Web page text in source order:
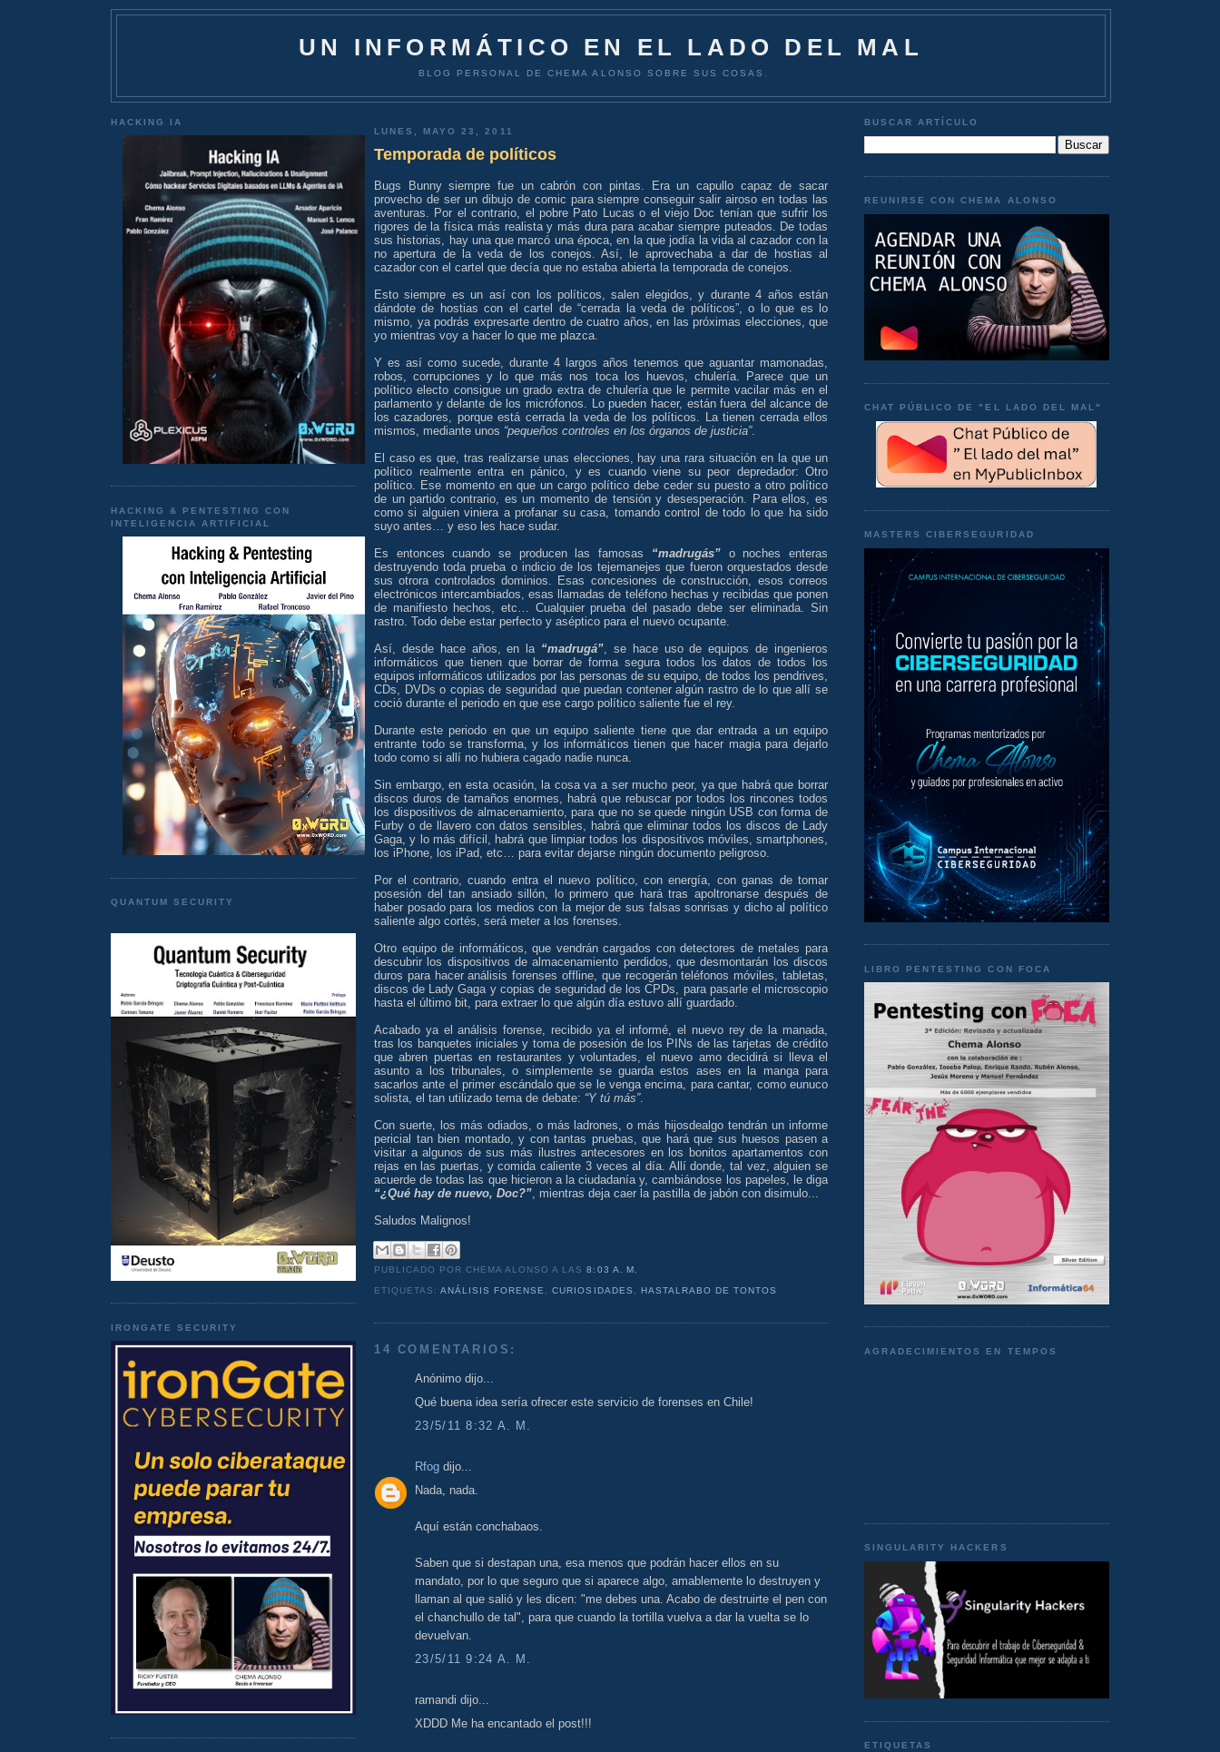
UN INFORMÁTICO EN EL LADO DEL MAL
BLOG PERSONAL DE CHEMA ALONSO SOBRE SUS COSAS.
HACKING IA
HACKING & PENTESTING CON
INTELIGENCIA ARTIFICIAL
QUANTUM SECURITY
IRONGATE SECURITY
LUNES, MAYO 23, 2011
Temporada de políticos
Bugs Bunny siempre fue un cabrón con pintas. Era un capullo capaz de sacar
provecho de ser un dibujo de comic para siempre conseguir salir airoso en todas las
aventuras. Por el contrario, el pobre Pato Lucas o el viejo Doc tenían que sufrir los
rigores de la física más realista y más dura para acabar siempre puteados. De todas
sus historias, hay una que marcó una época, en la que jodía la vida al cazador con la
no apertura de la veda de los conejos. Así, le aprovechaba a dar de hostias al
cazador con el cartel que decía que no estaba abierta la temporada de conejos.
Esto siempre es un así con los políticos, salen elegidos, y durante 4 años están
dándote de hostias con el cartel de “cerrada la veda de políticos”, o lo que es lo
mismo, ya podrás expresarte dentro de cuatro años, en las próximas elecciones, que
yo mientras voy a hacer lo que me plazca.
Y es así como sucede, durante 4 largos años tenemos que aguantar mamonadas,
robos, corrupciones y lo que más nos toca los huevos, chulería. Parece que un
político electo consigue un grado extra de chulería que le permite vacilar más en el
parlamento y delante de los micrófonos. Lo pueden hacer, están fuera del alcance de
los cazadores, porque está cerrada la veda de los políticos. La tienen cerrada ellos
mismos, mediante unos “pequeños controles en los órganos de justicia”.
El caso es que, tras realizarse unas elecciones, hay una rara situación en la que un
político realmente entra en pánico, y es cuando viene su peor depredador: Otro
político. Ese momento en que un cargo político debe ceder su puesto a otro político
de un partido contrario, es un momento de tensión y desesperación. Para ellos, es
como si alguien viniera a profanar su casa, tomando control de todo lo que ha sido
suyo antes… y eso les hace sudar.
Es entonces cuando se producen las famosas “madrugás”o noches enteras
destruyendo toda prueba o indicio de los tejemanejes que fueron orquestados desde
sus otrora controlados dominios. Esas concesiones de construcción, esos correos
electrónicos intercambiados, esas llamadas de teléfono hechas y recibidas que ponen
de manifiesto hechos, etc… Cualquier prueba del pasado debe ser eliminada. Sin
rastro. Todo debe estar perfecto y aséptico para el nuevo ocupante.
Así, desde hace años, en la “madrugá” , se hace uso de equipos de ingenieros
informáticos que tienen que borrar de forma segura todos los datos de todos los
equipos informáticos utilizados por las personas de su equipo, de todos los pendrives,
CDs, DVDs o copias de seguridad que puedan contener algún rastro de lo que allí se
coció durante el periodo en que ese cargo político saliente fue el rey.
Durante este periodo en que un equipo saliente tiene que dar entrada a un equipo
entrante todo se transforma, y los informáticos tienen que hacer magia para dejarlo
todo como si allí no hubiera cagado nadie nunca.
Sin embargo, en esta ocasión, la cosa va a ser mucho peor, ya que habrá que borrar
discos duros de tamaños enormes, habrá que rebuscar por todos los rincones todos
los dispositivos de almacenamiento, para que no se quede ningún USB con forma de
Furby o de llavero con datos sensibles, habrá que eliminar todos los discos de Lady
Gaga, y lo más difícil, habrá que limpiar todos los dispositivos móviles, smartphones,
los iPhone, los iPad, etc… para evitar dejarse ningún documento peligroso.
Por el contrario, cuando entra el nuevo político, con energía, con ganas de tomar
posesión del tan ansiado sillón, lo primero que hará tras apoltronarse después de
haber posado para los medios con la mejor de sus falsas sonrisas y dicho al político
saliente algo cortés, será meter a los forenses.
Otro equipo de informáticos, que vendrán cargados con detectores de metales para
descubrir los dispositivos de almacenamiento perdidos, que desmontarán los discos
duros para hacer análisis forenses offline, que recogerán teléfonos móviles, tabletas,
discos de Lady Gaga y copias de seguridad de los CPDs, para pasarle el microscopio
hasta el último bit, para extraer lo que algún día estuvo allí guardado.
Acabado ya el análisis forense, recibido ya el informé, el nuevo rey de la manada,
tras los banquetes iniciales y toma de posesión de los PINs de las tarjetas de crédito
que abren puertas en restaurantes y voluntades, el nuevo amo decidirá si lleva el
asunto a los tribunales, o simplemente se guarda estos ases en la manga para
sacarlos ante el primer escándalo que se le venga encima, para cantar, como eunuco
solista, el tan utilizado tema de debate: “Y tú más”.
Con suerte, los más odiados, o más ladrones, o más hijosdealgo tendrán un informe
pericial tan bien montado, y con tantas pruebas, que hará que sus huesos pasen a
visitar a algunos de sus más ilustres antecesores en los bonitos apartamentos con
rejas en las puertas, y comida caliente 3 veces al día. Allí donde, tal vez, alguien se
acuerde de todas las que hicieron a la ciudadanía y, cambiándose los papeles, le diga
“¿Qué hay de nuevo, Doc?” , mientras deja caer la pastilla de jabón con disimulo...
Saludos Malignos!
PUBLICADO POR CHEMA ALONSOA LAS8:03 A. M.
ETIQUETAS:ANÁLISIS FORENSE,CURIOSIDADES , HASTALRABO DE TONTOS
14 COMENTARIOS:
Anónimo dijo...
Qué buena idea sería ofrecer este servicio de forenses en Chile!
23/5/11 8:32 A. M.
Rfog dijo...
Nada, nada.
Aquí están conchabaos.
Saben que si destapan una, esa menos que podrán hacer ellos en su
mandato, por lo que seguro que si aparece algo, amablemente lo destruyen y
llaman al que salió y les dicen: "me debes una. Acabo de destruirte el pen con
el chanchullo de tal", para que cuando la tortilla vuelva a dar la vuelta se lo
devuelvan.
23/5/11 9:24 A. M.
ramandi dijo...
XDDD Me ha encantado el post!!!
BUSCAR ARTÍCULO
REUNIRSE CON CHEMA ALONSO
CHAT PÚBLICO DE "EL LADO DEL MAL"
MASTERS CIBERSEGURIDAD
LIBRO PENTESTING CON FOCA
AGRADECIMIENTOS EN TEMPOS
SINGULARITY HACKERS
ETIQUETAS